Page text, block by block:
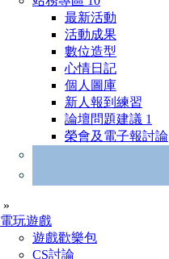
最新活動
活動成果
數位造型
心情日記
個人圖庫
新人報到練習
論壇問題建議 1
榮會及電子報討論
»
電玩遊戲
遊戲歡樂包
CS討論